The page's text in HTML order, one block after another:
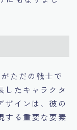
ただの戦士で
したキャラクタ
ザインは、彼の
する重要な要素